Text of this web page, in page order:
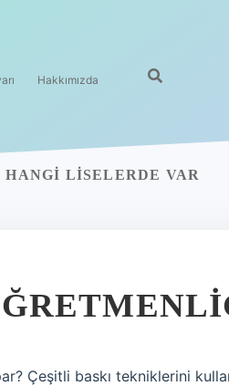
Hakkımızda
LISELERDE VAR
Çeşitli baskı tekniklerini